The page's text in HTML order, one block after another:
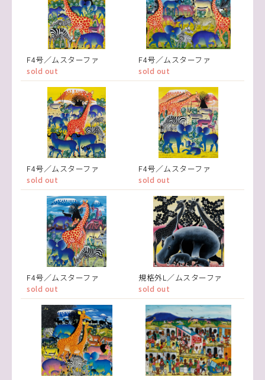
F4号／ムスターファ
sold out
F4号／ムスターファ
sold out
F4号／ムスターファ
sold out
F4号／ムスターファ
sold out
F4号／ムスターファ
sold out
規格外L／ムスターファ
sold out